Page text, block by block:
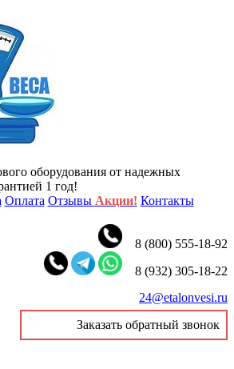
оборудования от надежных
1 год!
Оплата Отзывы Акции! Контакты
8 (800) 555-18-92
8 (932) 305-18-22
24@etalonvesi.ru
Заказать обратный звонок